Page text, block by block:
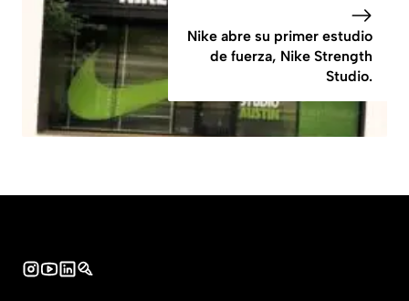
Nike abre su primer estudio
de fuerza, Nike Strength
Studio.